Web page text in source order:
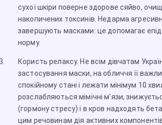
сухої шкіри поверне здорове сяйво,
накопичених токсинів. Недарма
завершують масками: це допомагає
норму.
Користь релаксу. Не всім дівчатам
застосування маски, на обличчя її
спокійному стані і лежати мінімум 10
розслабляються мімічні м'язи,
(гормону стресу) і в кров надходять
цим речовинам дія активних